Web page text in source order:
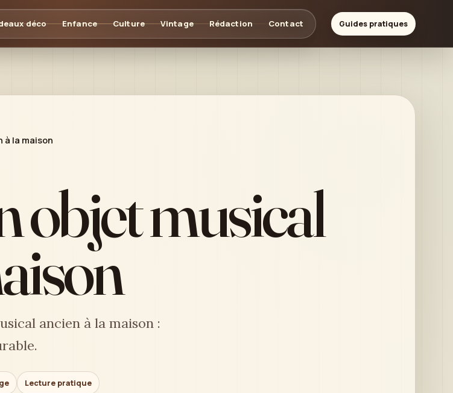
déco Enfance Culture Vintage Rédaction Contact Guides pratiques
à la maison
objet musical
ancien à la maison :
Lecture pratique